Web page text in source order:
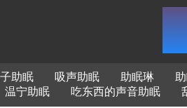
助眠 吸声助眠 助眠琳
温宁助眠 吃东西的声音助眠